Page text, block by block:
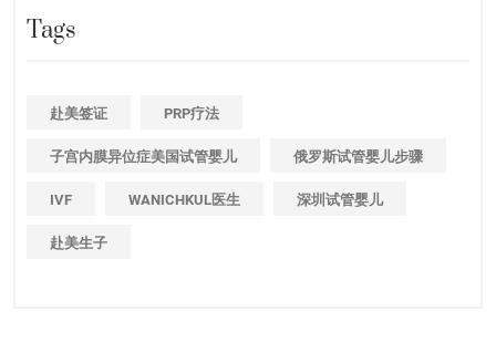
Tags
赴美签证 PRP疗法
子宫内膜异位症美国试管婴儿 俄罗斯试管婴儿步骤
IVF WANICHKUL医生 深圳试管婴儿
赴美生子